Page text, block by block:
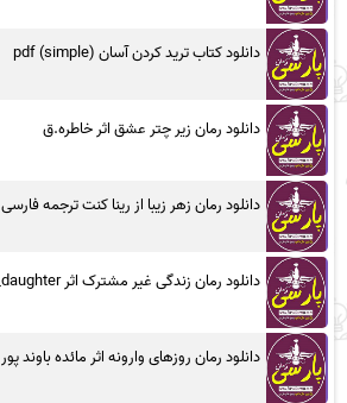
دانلود کتاب ترید کردن آسان (simple) pdf
دانلود رمان زیر چتر عشق اثر خاطره.ق
دانلود رمان زهر زیبا از رینا کنت ترجمه فارسی
دانلود رمان زندگی غیر مشترک اثر sun_daughter
دانلود رمان روزهای وارونه اثر مائده باوند پور